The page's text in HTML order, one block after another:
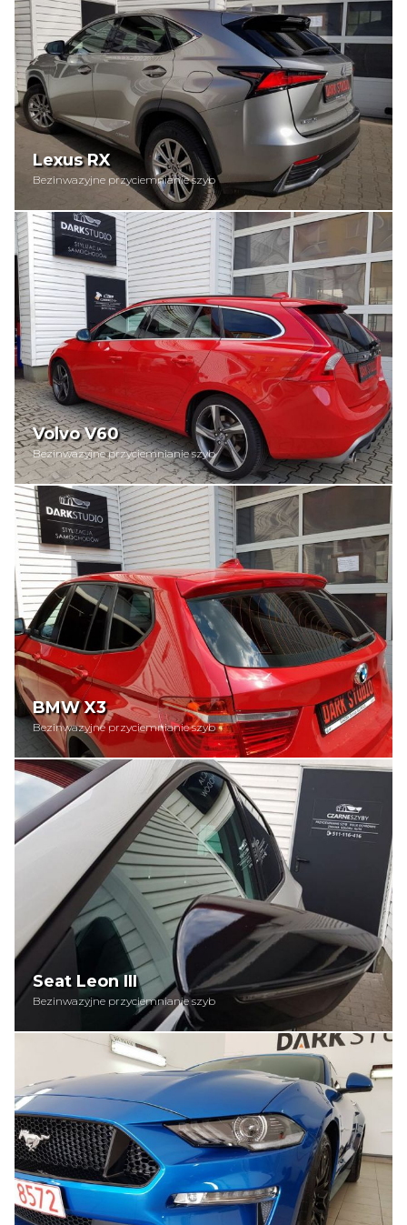
Lexus RX
Bezinwazyjne przyciemnianie szyb
Volvo V60
Bezinwazyjne przyciemnianie szyb
BMW X3
Bezinwazyjne przyciemnianie szyb
Seat Leon III
Bezinwazyjne przyciemnianie szyb